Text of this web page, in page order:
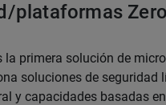
plataformas
primera solución de
soluciones de seguridad
y capacidades basadas